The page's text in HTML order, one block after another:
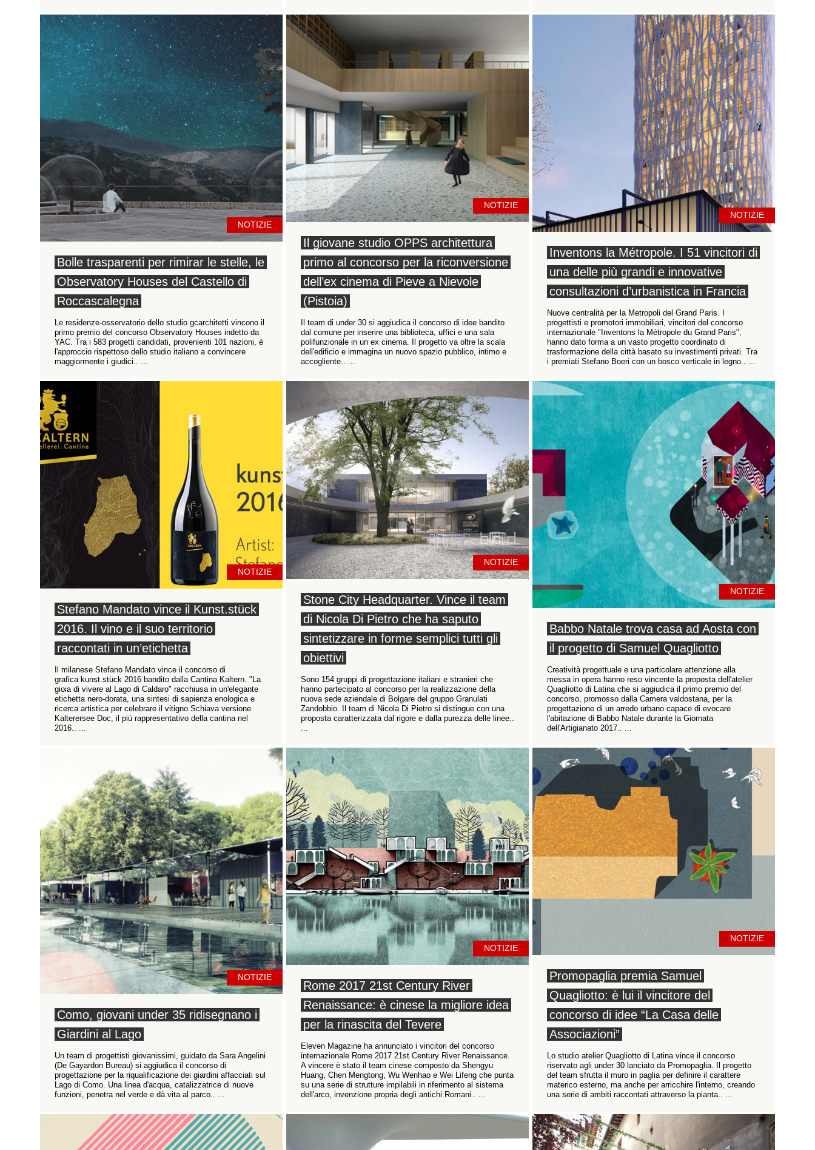
NOTIZIE
Bolle trasparenti per rimirar le stelle, le
Observatory Houses del Castello di
Roccascalegna
Le residenze-osservatorio dello studio gcarchitetti vincono il
primo premio del concorso Observatory Houses indetto da
YAC. Tra i 583 progetti candidati, provenienti 101 nazioni, è
l'approccio rispettoso dello studio italiano a convincere
maggiormente i giudici.. ...
NOTIZIE
Il giovane studio OPPS architettura
primo al concorso per la riconversione
dell’ex cinema di Pieve a Nievole
(Pistoia)
Il team di under 30 si aggiudica il concorso di idee bandito
dal comune per inserire una biblioteca, uffici e una sala
polifunzionale in un ex cinema. Il progetto va oltre la scala
dell'edificio e immagina un nuovo spazio pubblico, intimo e
accogliente.. ...
NOTIZIE
Inventons la Métropole. I 51 vincitori di
una delle più grandi e innovative
consultazioni d’urbanistica in Francia
Nuove centralità per la Metropoli del Grand Paris. I
progettisti e promotori immobiliari, vincitori del concorso
internazionale "Inventons la Métropole du Grand Paris",
hanno dato forma a un vasto progetto coordinato di
trasformazione della città basato su investimenti privati. Tra
i premiati Stefano Boeri con un bosco verticale in legno.. ...
NOTIZIE
Stefano Mandato vince il Kunst.stück
2016. Il vino e il suo territorio
raccontati in un’etichetta
Il milanese Stefano Mandato vince il concorso di
grafica kunst.stück 2016 bandito dalla Cantina Kaltern. "La
gioia di vivere al Lago di Caldaro" racchiusa in un'elegante
etichetta nero-dorata, una sintesi di sapienza enologica e
ricerca artistica per celebrare il vitigno Schiava versione
Kalterersee Doc, il più rappresentativo della cantina nel
2016.. ...
NOTIZIE
Stone City Headquarter. Vince il team
di Nicola Di Pietro che ha saputo
sintetizzare in forme semplici tutti gli
obiettivi
Sono 154 gruppi di progettazione italiani e stranieri che
hanno partecipato al concorso per la realizzazione della
nuova sede aziendale di Bolgare del gruppo Granulati
Zandobbio. Il team di Nicola Di Pietro si distingue con una
proposta caratterizzata dal rigore e dalla purezza delle linee..
...
NOTIZIE
Babbo Natale trova casa ad Aosta con
il progetto di Samuel Quagliotto
Creatività progettuale e una particolare attenzione alla
messa in opera hanno reso vincente la proposta dell'atelier
Quagliotto di Latina che si aggiudica il primo premio del
concorso, promosso dalla Camera valdostana, per la
progettazione di un arredo urbano capace di evocare
l'abitazione di Babbo Natale durante la Giornata
dell'Artigianato 2017.. ...
NOTIZIE
Como, giovani under 35 ridisegnano i
Giardini al Lago
Un team di progettisti giovanissimi, guidato da Sara Angelini
(De Gayardon Bureau) si aggiudica il concorso di
progettazione per la riqualificazione dei giardini affacciati sul
Lago di Como. Una linea d'acqua, catalizzatrice di nuove
funzioni, penetra nel verde e dà vita al parco.. ...
NOTIZIE
Rome 2017 21st Century River
Renaissance: è cinese la migliore idea
per la rinascita del Tevere
Eleven Magazine ha annunciato i vincitori del concorso
internazionale Rome 2017 21st Century River Renaissance.
A vincere è stato il team cinese composto da Shengyu
Huang, Chen Mengtong, Wu Wenhao e Wei Lifeng che punta
su una serie di strutture impilabili in riferimento al sistema
dell'arco, invenzione propria degli antichi Romani.. ...
NOTIZIE
Promopaglia premia Samuel
Quagliotto: è lui il vincitore del
concorso di idee “La Casa delle
Associazioni”
Lo studio atelier Quagliotto di Latina vince il concorso
riservato agli under 30 lanciato da Promopaglia. Il progetto
del team sfrutta il muro in paglia per definire il carattere
materico esterno, ma anche per arricchire l'interno, creando
una serie di ambiti raccontati attraverso la pianta.. ...